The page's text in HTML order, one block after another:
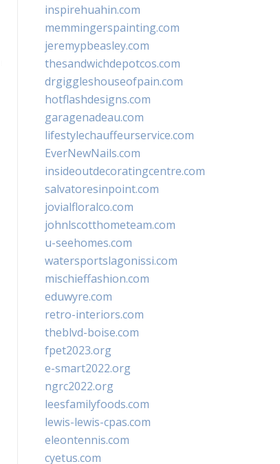
inspirehuahin.com
memmingerspainting.com
jeremypbeasley.com
thesandwichdepotcos.com
drgiggleshouseofpain.com
hotflashdesigns.com
garagenadeau.com
lifestylechauffeurservice.com
EverNewNails.com
insideoutdecoratingcentre.com
salvatoresinpoint.com
jovialfloralco.com
johnlscotthometeam.com
u-seehomes.com
watersportslagonissi.com
mischieffashion.com
eduwyre.com
retro-interiors.com
theblvd-boise.com
fpet2023.org
e-smart2022.org
ngrc2022.org
leesfamilyfoods.com
lewis-lewis-cpas.com
eleontennis.com
cyetus.com